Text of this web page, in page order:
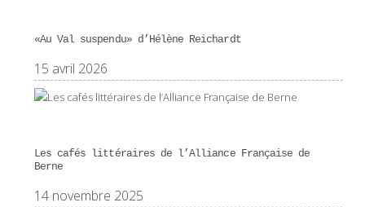
«Au Val suspendu» d’Hélène Reichardt
15 avril 2026
Les cafés littéraires de l’Alliance Française de
Berne
14 novembre 2025